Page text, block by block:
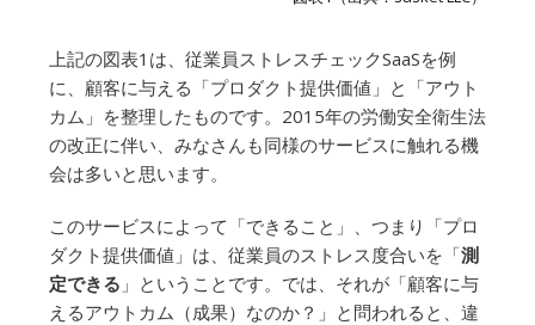
上記の図表1は、従業員ストレスチェックSaaSを例
に、顧客に与える「プロダクト提供価値」と「アウト
カム」を整理したものです。2015年の労働安全衛生法
の改正に伴い、みなさんも同様のサービスに触れる機
会は多いと思います。
このサービスによって「できること」、つまり「プロ
ダクト提供価値」は、従業員のストレス度合いを「測
定できる 」ということです。では、それが「顧客に与
えるアウトカム（成果）なのか？」と問われると、違